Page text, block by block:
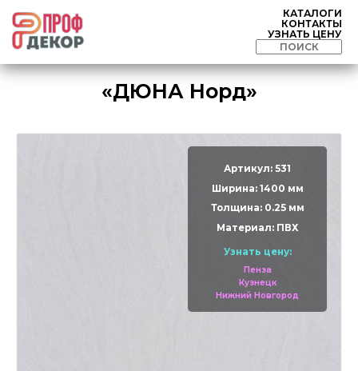
КАТАЛОГИ
КОНТАКТЫ
УЗНАТЬ ЦЕНУ
«ДЮНА Норд»
Артикул: 531
Ширина: 1400 мм
Толщина: 0.25 мм
Материал: ПВХ
Узнать цену:
Пенза
Кузнецк
Нижний Новгород